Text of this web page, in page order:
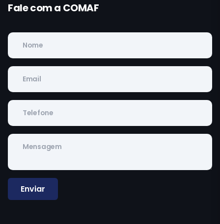
Fale com a COMAF
Enviar